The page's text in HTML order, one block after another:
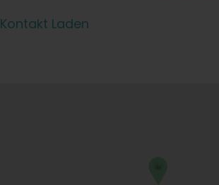
Kontakt Laden